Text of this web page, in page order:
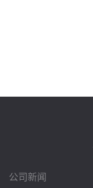
公司新闻